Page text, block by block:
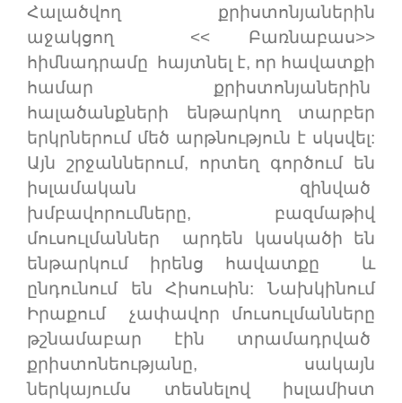
Հալածվող քրիստոնյաներին
աջակցող << Բառնաբաս>>
հիմնադրամը հայտնել է, որ հավատքի
համար քրիստոնյաներին
հալածանքների ենթարկող տարբեր
երկրներում մեծ արթնություն է սկսվել:
Այն շրջաններում, որտեղ գործում են
իսլամական զինված
խմբավորումները, բազմաթիվ
մուսուլմաններ արդեն կասկածի են
ենթարկում իրենց հավատքը և
ընդունում են Հիսուսին: Նախկինում
Իրաքում չափավոր մուսուլմանները
թշնամաբար էին տրամադրված
քրիստոնեությանը, սակայն
ներկայումս տեսնելով իսլամիստ